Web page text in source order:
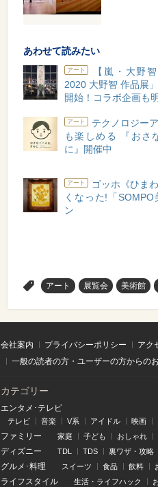
あわせて読みたい
アート
【嵐・大野
2020 大野智 作品展
開始！コラボ企画も
アート
テクノロジー
も楽しめる 『おさ
に』開催中
アート
ゴッホ《ひま
くなった!「
ン
アート 展覧会 美術館
会社案内 プライバシーポリシー アク
一般の読者の方・ユーザーの方からの
カテゴリー
エンタメ･テレビ
テレビ 音楽 V系 アイドル 映画
ファミリー 家庭 子ども おしゃれ
ディズニー TDL TDS 裏ワザ・攻略
グルメ･料理 スイーツ 食品 飲料
ライフスタイル 生活・ライフハック